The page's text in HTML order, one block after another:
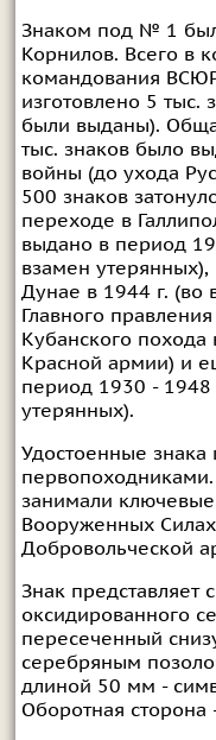
Знаком под № 1
Корнилов. Всего в
командования
изготовлено 5 тыс.
были выданы).
тыс. знаков было
войны (до ухода
500 знаков
переходе в
выдано в период
взамен
Дунае в 1944 г. (во
Главного
Кубанского
Красной армии) и
период 1930 - 1948
утерянных).
Удостоенные знака
занимали
Вооруженных
Добровольческой
Знак представляет
оксидированного
пересеченный
серебряным
длиной 50 мм -
Оборотная сторона